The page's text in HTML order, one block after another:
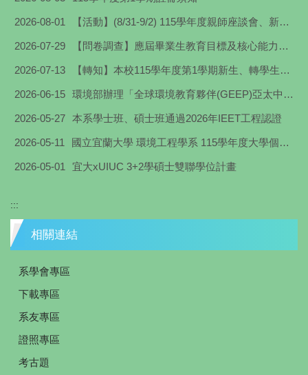
2026-08-01 【活動】(8/31-9/2) 115學年度親師座談會、新鮮人營隊暨新生入學輔導3天課程表
2026-07-29 【問卷調查】應屆畢業生教育目標及核心能力問卷
2026-07-13 【轉知】本校115學年度第1學期新生、轉學生、復學生及舊生第二次網路初選日程
2026-06-15 環境部辦理「全球環境教育夥伴(GEEP)亞太中心2026年跨國實習計畫」實習生甄選活動相關資訊
2026-05-27 本系學士班、碩士班通過2026年IEET工程認證
2026-05-11 國立宜蘭大學 環境工程學系 115學年度大學個人申請入學面試通知
2026-05-01 宜大xUIUC 3+2學碩士雙聯學位計畫
:::
相關連結
系學會專區
下載專區
系友專區
證照專區
考古題